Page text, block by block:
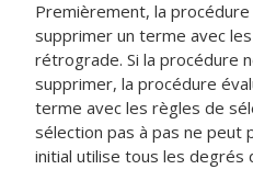
Premièrement, la procédure
supprimer un terme avec
rétrograde. Si la procédure
supprimer, la procédure
terme avec les règles de
sélection pas à pas ne peut
initial utilise tous les degrés